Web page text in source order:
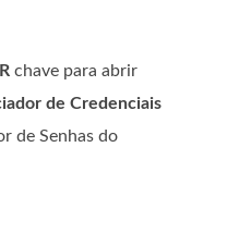
chave para abrir
de Credenciais
de Senhas do